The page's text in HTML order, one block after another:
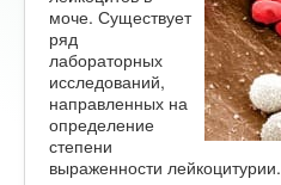
моче. Существует
ряд
лабораторных
исследований,
направленных на
определение
степени
выраженности лейкоцитурии.